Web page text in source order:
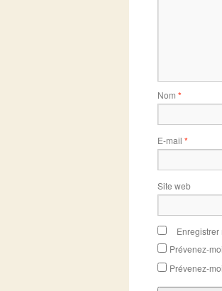
Nom *
E-mail *
Site web
Prévenez-
Prévenez-